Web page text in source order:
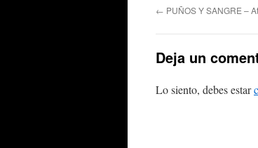
← PUÑOS Y SANGRE –
Deja un
Lo siento, debes estar